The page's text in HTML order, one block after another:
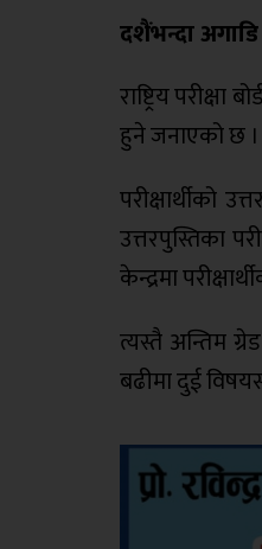
दशैंभन्दा
राष्ट्रिय
हुने जनाएको छ ।
परीक्षार्थीको
उत्तरपुस्तिका
केन्द्रमा
त्यस्तै अन्तिम
बढीमा दुई